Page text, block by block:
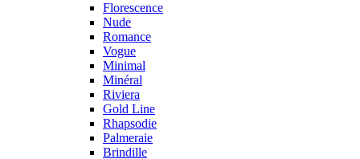
Florescence
Nude
Romance
Vogue
Minimal
Minéral
Riviera
Gold Line
Rhapsodie
Palmeraie
Brindille